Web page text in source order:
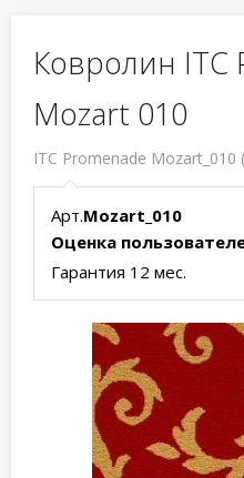
Ковролин ITC
Mozart 010
ITC Promenade
Арт.Mozart_010
Оценка
Гарантия 12 мес.